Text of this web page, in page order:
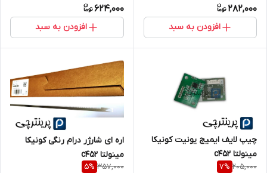
282,000
افزودن به سبد
624,000
افزودن به سبد
چیپ لایف ایمیج یونیت کونیکا
مینولتا c452
205,000
7%
اره ای شارژر درام رنگی کونیکا
مینولتا c452
357,000
5%